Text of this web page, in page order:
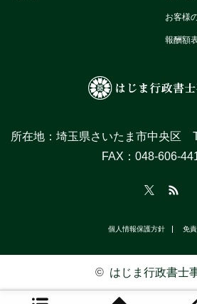
お客様
報酬額
所在地：埼玉県さいたま市中央区
FAX：048‐606-
個人情報保護方針 免
© はじま行政書士